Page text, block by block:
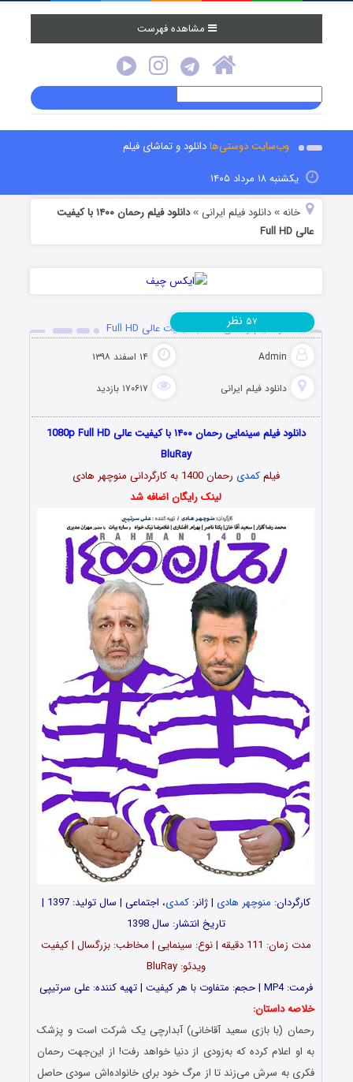
مشاهده فهرست
وب‌سایت دوستی‌هادانلود و تماشای فیلم
یکشنبه ۱۸ مرداد ۱۴۰۵
خانه »دانلود فیلم‌ ایرانی »
دانلود فیلم رحمان ۱۴۰۰ با کیفیت
عالی Full HD
دانلود فیلم رحمان ۱۴۰۰ با کیفیت عالی Full HD
Admin ۱۴ اسفند ۱۳۹۸
دانلود فیلم‌ ایرانی ۱۷۰۶۱۷ بازدید
۵۷ نظر
دانلود فیلم سینمایی رحمان ۱۴۰۰ با کیفیت عالی 1080p Full HD
BluRay
فیلمکمدی رحمان 1400 به کارگردانی منوچهر هادی
لینک رایگان اضافه شد
کارگردان: منوچهر هادی | ژانر:کمدی
، اجتماعی | سال تولید: 1397 |
تاریخ انتشار: سال 1398
مدت زمان: 111 دقیقه | نوع: سینمایی | مخاطب: بزرگسال | کیفیت
ویدئو: BluRay
فرمت: MP4 | حجم: متفاوت با هر کیفیت | تهیه کننده: علی سرتیپی
خلاصه داستان:
رحمان (با بازی سعید آقاخانی) آبدارچی یک شرکت است و پزشک
به او اعلام کرده که به‌زودی از دنیا خواهد رفت! از این‌جهت رحمان
فکری به سرش می‌زند تا از مرگ خود برای خانواده‌اش سودی حاصل